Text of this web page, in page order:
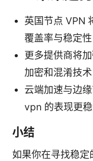
英国节点 VPN
覆盖率与稳定性
更多提供商将
加密和混淆技术
云端加速与边
vpn 的表现更
小结
如果你在寻找稳